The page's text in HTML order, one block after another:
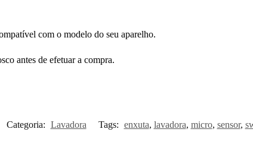
com o modelo do seu aparelho.
antes de efetuar a compra.
Categoria: Lavadora Tags: enxuta, lavadora, micro, sensor,